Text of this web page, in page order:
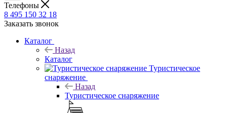
Телефоны
8 495 150 32 18
Заказать звонок
Каталог
Назад
Каталог
Туристическое
снаряжение
Назад
Туристическое снаряжение